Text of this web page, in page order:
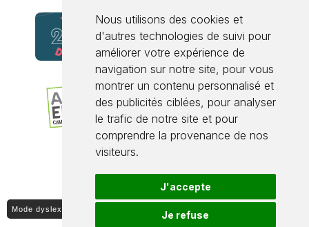
Nous utilisons des cookies et
d'autres technologies de suivi pour
améliorer votre expérience de
navigation sur notre site, pour vous
montrer un contenu personnalisé et
des publicités ciblées, pour analyser
le trafic de notre site et pour
comprendre la provenance de nos
visiteurs.
J'accepte
Je refuse
Mode dyslexique ON / OFF